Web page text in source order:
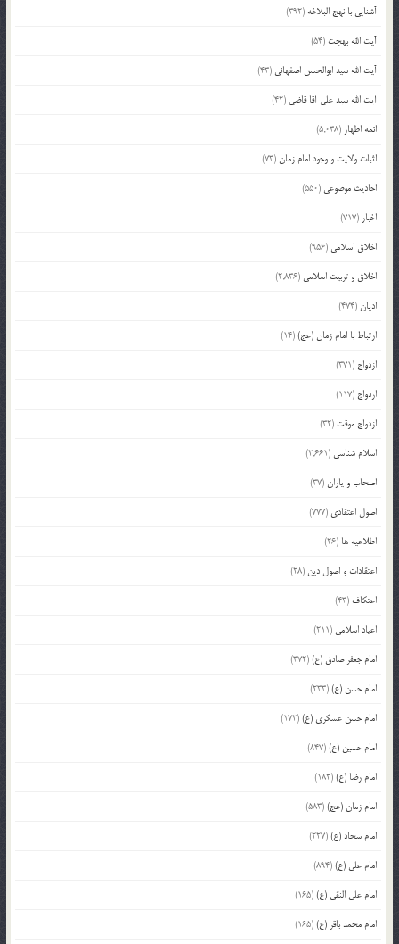
آشنایی با نهج البلاغه (392)
آیت الله بهجت (54)
آیت الله سید ابوالحسن اصفهانی (43)
آیت الله سید علی آقا قاضی (42)
ائمه اطهار (5,038)
اثبات ولایت و وجود امام زمان(73)
احادیث موضوعی (550)
اخبار (717)
اخلاق اسلامی (956)
اخلاق و تربیت اسلامی (2,836)
ادیان(474)
ارتباط با امام زمان (عج)(14)
ازدواج (371)
ازدواج (117)
ازدواج موقت (32)
اسلام شناسی (2,661)
اصحاب و یاران(37)
اصول اعتقادی (777)
اطلاعیه ها (26)
اعتقادات و اصول دین (28)
اعتکاف (43)
اعیاد اسلامی (211)
امام جعفر صادق (ع)(372)
امام حسن (ع)(233)
امام حسن عسکری (ع)(172)
امام حسین (ع)(847)
امام رضا (ع)(182)
امام زمان (عج)(583)
امام سجاد (ع)(227)
امام علی (ع)(894)
امام علی النقی (ع)(165)
امام محمد باقر (ع)(165)